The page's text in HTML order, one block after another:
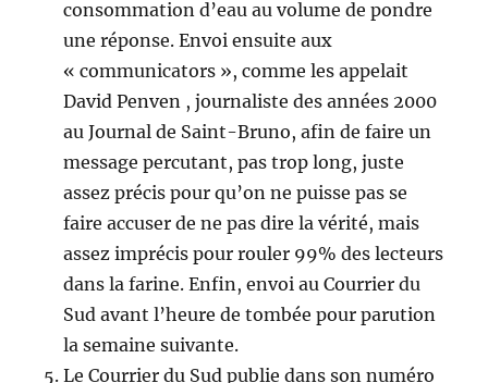
consommation d’eau au volume de pondre
une réponse. Envoi ensuite aux
« communicators », comme les appelait
David Penven , journaliste des années 2000
au Journal de Saint-Bruno, afin de faire un
message percutant, pas trop long, juste
assez précis pour qu’on ne puisse pas se
faire accuser de ne pas dire la vérité, mais
assez imprécis pour rouler 99% des lecteurs
dans la farine. Enfin, envoi au Courrier du
Sud avant l’heure de tombée pour parution
la semaine suivante.
Le Courrier du Sud publie dans son numéro